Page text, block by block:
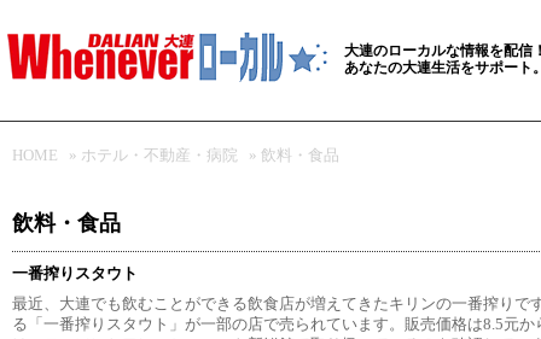
大連のローカルな情報を配信
あなたの大連生活をサポート
HOME » ホテル・不動産・病院 » 飲料・食品
飲料・食品
一番搾りスタウト
最近、大連でも飲むことができる飲食店が増えてきたキリンの一番搾りで
る「一番搾りスタウト」が一部の店で売られています。販売価格は8.5元